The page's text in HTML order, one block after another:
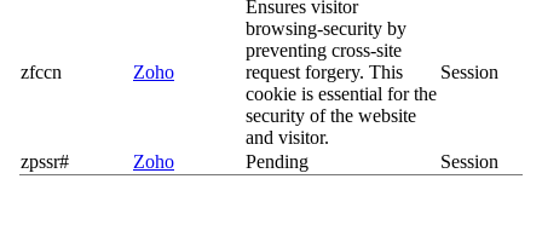
zfccn Zoho
Ensures visitor
browsing-security by
preventing cross-site
request forgery. This
cookie is essential for the
security of the website
and visitor.
Session
zpssr# Zoho Pending Session